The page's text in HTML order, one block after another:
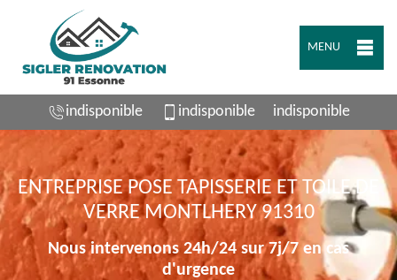
MENU
indisponible indisponible indisponible
ENTREPRISE POSE TAPISSERIE ET TOILE DE
VERRE MONTLHERY 91310
Nous intervenons 24h/24 sur 7j/7 en cas
d'urgence